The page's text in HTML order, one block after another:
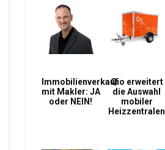
Immobilienverkauf
mit Makler: JA
oder NEIN!
Qio erweitert
die Auswahl
mobiler
Heizzentralen